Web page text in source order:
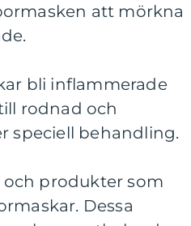
att mörkna
bli inflammerade
rodnad och
speciell behandling.
produkter som
Dessa